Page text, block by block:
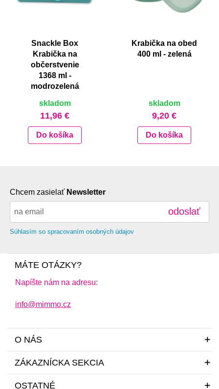
Snackle Box
Krabička na
občerstvenie
1368 ml -
modrozelená
skladom
11,96 €
Do košíka
Krabička na obed
400 ml - zelená
skladom
9,20 €
Do košíka
Chcem zasielať Newsletter
odoslať
Súhlasím so spracovaním osobných údajov
MÁTE OTÁZKY?
Napíšte nám na adresu:
info@mimmo.cz
O NÁS
ZÁKAZNÍCKA SEKCIA
OSTATNÉ